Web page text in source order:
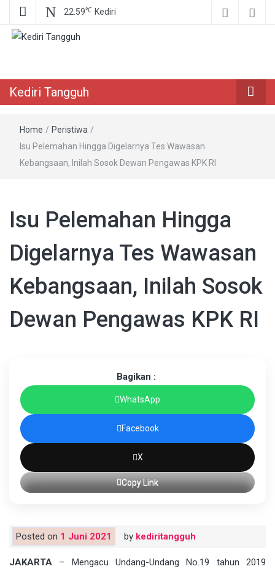
22.59℃ Kediri
Kediri Tangguh
Home / Peristiwa /
Isu Pelemahan Hingga Digelarnya Tes Wawasan
Kebangsaan, Inilah Sosok Dewan Pengawas KPK RI
Isu Pelemahan Hingga
Digelarnya Tes Wawasan
Kebangsaan, Inilah Sosok
Dewan Pengawas KPK RI
Bagikan :
WhatsApp
Facebook
X
Copy Link
Posted on 1 Juni 2021 by kediritangguh
JAKARTA – Mengacu Undang-Undang No.19 tahun 2019